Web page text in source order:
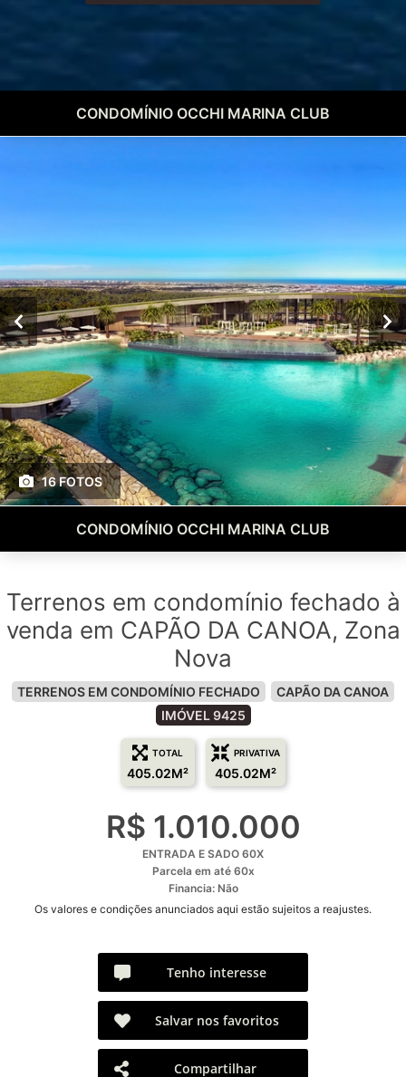
CONDOMÍNIO OCCHI MARINA CLUB
16 FOTOS
CONDOMÍNIO OCCHI MARINA CLUB
Terrenos em condomínio fechado à
venda em CAPÃO DA CANOA, Zona
Nova
TERRENOS EM CONDOMÍNIO FECHADO
CAPÃO DA CANOA
IMÓVEL 9425
TOTAL
405.02M²
PRIVATIVA
405.02M²
R$ 1.010.000
ENTRADA E SADO 60X
Parcela em até 60x
Financia: Não
Os valores e condições anunciados aqui estão sujeitos a reajustes.
Tenho interesse
Salvar nos favoritos
Compartilhar